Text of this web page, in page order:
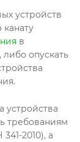
устройств
в
либо опускать
устройства
требованиям
2010), а